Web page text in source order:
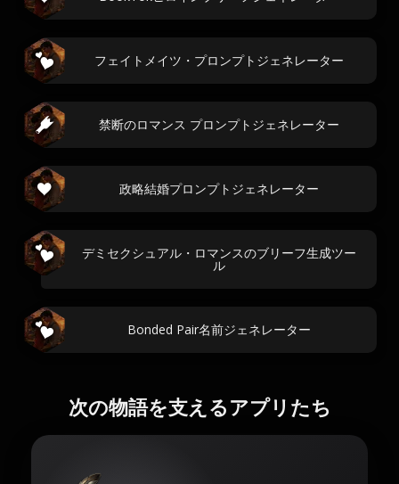
フェイトメイツ・プロンプトジェネレーター
禁断のロマンス プロンプトジェネレーター
政略結婚プロンプトジェネレーター
デミセクシュアル・ロマンスのブリーフ生成ツー
ル
Bonded Pair名前ジェネレーター
次の物語を支えるアプリたち